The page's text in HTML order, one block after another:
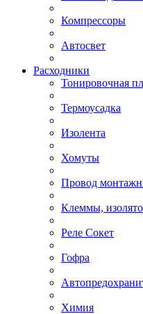
Компрессоры
Автосвет
Расходники
Тонировочная
Термоусадка
Изолента
Хомуты
Провод
Клеммы,
Реле Сокет
Гофра
Химия